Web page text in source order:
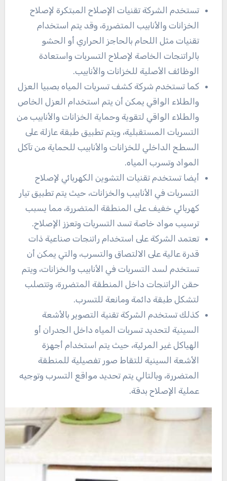
تستخدم الشركة تقنيات الإصلاح المبتكرة لإصلاح
الخزانات والأنابيب المتضررة، وقد يتم استخدام
تقنيات مثل اللحام بالحاجز الحراري أو الحشو
بالراتنجات الخاصة لإصلاح التسربات واستعادة
الوظائف الأصلية للخزانات والأنابيب.
كما تستخدم شركة كشف تسربات المياه بصبيا العزل
والطلاء الواقي يمكن أن يتم استخدام العزل الخاص
والطلاء الواقي لتقوية وحماية الخزانات والأنابيب من
التسربات المستقبلية، ويتم تطبيق طبقة عازلة على
السطح الداخلي للخزانات والأنابيب للحماية من تآكل
المواد وتسرب المياه.
أيضا تستخدم تقنيات التشوين الكهربائي لإصلاح
التسربات في الأنابيب والخزانات، حيث يتم تطبيق تيار
كهربائي خفيف على المنطقة المتضررة، مما يسبب
ترسيب مواد خاصة تسد التسربات وتعزز الإصلاح.
تعتمد الشركة على استخدام راتنجات صناعية ذات
قدرة عالية على الالتصاق والتسرب، والتي يمكن أن
تستخدم لسد التسربات في الأنابيب والخزانات، ويتم
حقن الراتنجات داخل المنطقة المتضررة، وتتصلب
لتشكل طبقة دائمة ومانعة للتسرب.
كذلك تستخدم الشركة تقنية التصوير بالأشعة
السينية لتحديد تسربات المياه داخل الجدران أو
الهياكل غير المرئية، حيث يتم استخدام أجهزة
الأشعة السينية للتقاط صور تفصيلية للمنطقة
المتضررة، وبالتالي يتم تحديد مواقع التسرب وتوجيه
عملية الإصلاح بدقة.